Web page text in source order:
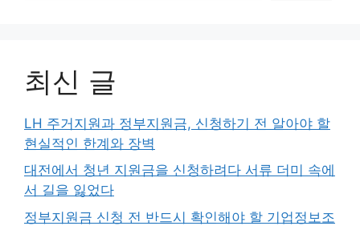
최신 글
LH 주거지원과 정부지원금, 신청하기 전 알아야 할
현실적인 한계와 장벽
대전에서 청년 지원금을 신청하려다 서류 더미 속에
서 길을 잃었다
정부지원금 신청 전 반드시 확인해야 할 기업정보조